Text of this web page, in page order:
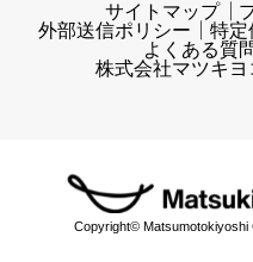
サイトマップ
外部送信ポリシー
特定
よくある質
株式会社マツキ
Copyright© Matsumotokiyoshi